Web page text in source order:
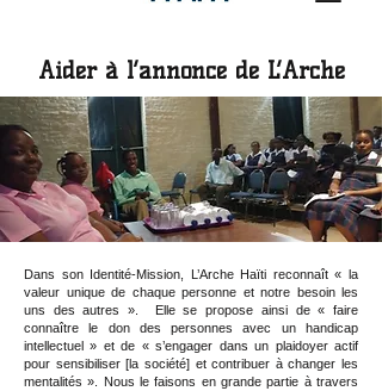
Aider à l’annonce de L’Arche
Dans son Identité-Mission, L’Arche Haïti reconnaît « la
valeur unique de chaque personne et notre besoin les
uns des autres ». Elle se propose ainsi de « faire
connaître le don des personnes avec un handicap
intellectuel » et de « s’engager dans un plaidoyer actif
pour sensibiliser [la société] et contribuer à changer les
mentalités ». Nous le faisons en grande partie à travers